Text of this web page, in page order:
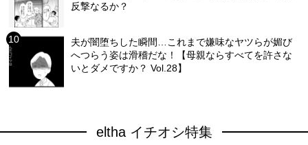
反撃なるか？
夫が闇堕ちした瞬間…これまで嫌味なヤツらが媚び
へつらう姿は滑稽だな！【母親ならすべてを許さな
いとダメですか？ Vol.28】
eltha イチオシ特集